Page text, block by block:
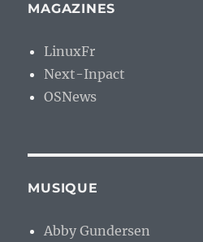
MAGAZINES
LinuxFr
Next-Inpact
OSNews
MUSIQUE
Abby Gundersen